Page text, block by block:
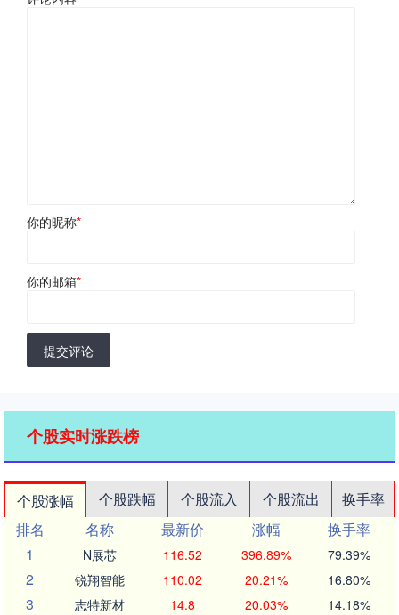
你的昵称*
你的邮箱*
提交评论
个股实时涨跌榜
个股涨幅 个股跌幅 个股流入 个股流出
换手率
排名
名称 最新价 涨幅
换手率
1
N展芯 116.52 396.89% 79.39%
2 锐翔智能 110.02 20.21% 16.80%
3 志特新材 14.8 20.03% 14.18%